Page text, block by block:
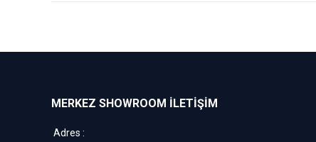
MERKEZ SHOWROOM İLETİŞİM
Adres :